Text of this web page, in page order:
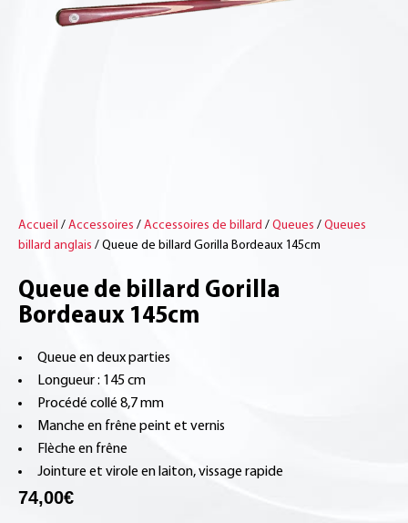
Accueil / Accessoires / Accessoires de billard / Queues / Queues
billard anglais / Queue de billard Gorilla Bordeaux 145cm
Queue de billard Gorilla
Bordeaux 145cm
Queue en deux parties
Longueur : 145 cm
Procédé collé 8,7 mm
Manche en frêne peint et vernis
Flèche en frêne
Jointure et virole en laiton, vissage rapide
74,00€